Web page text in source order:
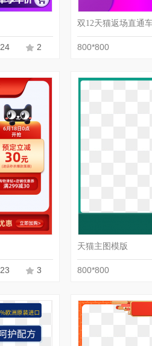
24 2
双12天猫返场直通
800*800
23 3
天猫主图模版
800*800